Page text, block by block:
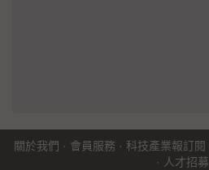
關於我們 · 會員服務 · 科技產業報訂閱
· 人才招募